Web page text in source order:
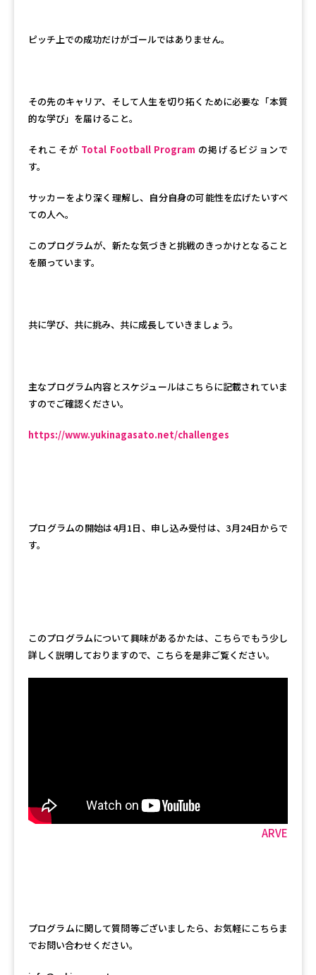
ピッチ上での成功だけがゴールではありません。
その先のキャリア、そして人生を切り拓くために必要な「本質
的な学び」を届けること。
それこそが Total Football Program の掲げるビジョンで
す。
サッカーをより深く理解し、自分自身の可能性を広げたいすべ
ての人へ。
このプログラムが、新たな気づきと挑戦のきっかけとなること
を願っています。
共に学び、共に挑み、共に成長していきましょう。
主なプログラム内容とスケジュールはこちらに記載されていま
すのでご確認ください。
https://www.yukinagasato.net/challenges
プログラムの開始は4月1日、申し込み受付は、3月24日からで
す。
このプログラムについて興味があるかたは、こちらでもう少し
詳しく説明しておりますので、こちらを是非ご覧ください。
ARVE
プログラムに関して質問等ございましたら、お気軽にこちらま
でお問い合わせください。